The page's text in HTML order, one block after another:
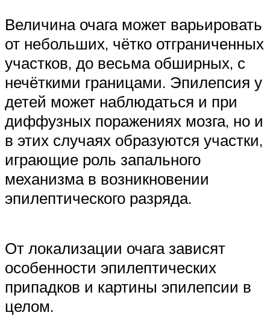
Величина очага может варьировать
от небольших, чётко отграниченных
участков, до весьма обширных, с
нечёткими границами. Эпилепсия у
детей может наблюдаться и при
диффузных поражениях мозга, но и
в этих случаях образуются участки,
играющие роль запального
механизма в возникновении
эпилептического разряда.
От локализации очага зависят
особенности эпилептических
припадков и картины эпилепсии в
целом.